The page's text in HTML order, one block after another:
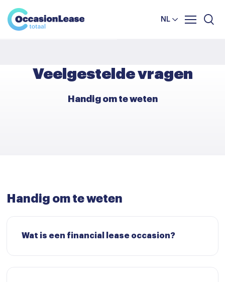
NL
Leasevoorwaarden
Veelgestelde vragen
Over ons
Vergelijker
Veelgestelde vragen
Handig om te weten
Handig om te weten
Wat is een financial lease occasion?